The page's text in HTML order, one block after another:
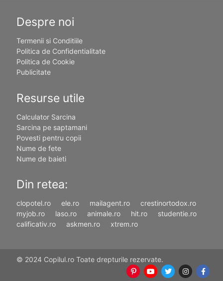
Despre noi
Termenii si Conditiile
Politica de Confidentialitate
Politica de Cookie
Publicitate
Resurse utile
Calculator Sarcina
Sarcina pe saptamani
Povesti pentru copii
Nume de fete
Nume de baieti
Din retea:
clopotel.ro ele.ro mailagent.ro
crestinortodox.ro
myjob.ro
laso.ro animale.ro hit.ro
studentie.ro
calificativ.ro
askmen.ro xtrem.ro
© 2024 Copilul.ro Toate drepturile rezervate.